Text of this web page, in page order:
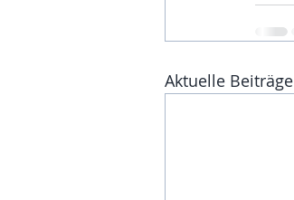
Aktuelle Beiträge